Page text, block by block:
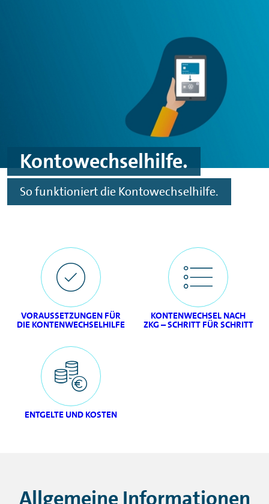
Kontowechselhilfe.
So funktioniert die Kontowechselhilfe.
VORAUSSETZUNGEN FÜR
DIE KONTENWECHSELHILFE
KONTENWECHSEL NACH
ZKG – SCHRITT FÜR SCHRITT
ENTGELTE UND KOSTEN
Allgemeine Informationen